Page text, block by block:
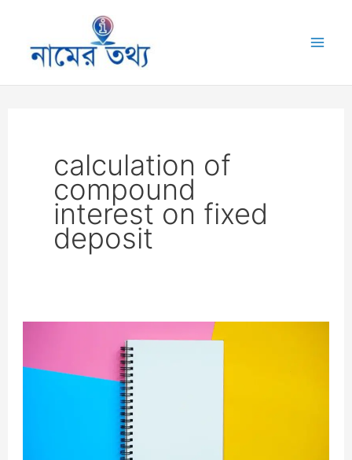
content
calculation of
compound
interest on fixed
deposit